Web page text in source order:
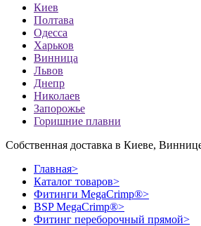
Киев
Полтава
Одесса
Харьков
Винница
Львов
Днепр
Николаев
Запорожье
Горишние плавни
Собственная доставка в Киеве,
Главная>
Каталог товаров>
Фитинги MegaCrimp®>
BSP MegaCrimp®>
Фитинг переборочный прямой>